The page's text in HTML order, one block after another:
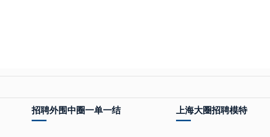
招聘外围中圈一单一结 上海大圈招聘模特